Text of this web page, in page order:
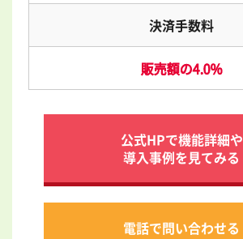
決済手数料
販売額の4.0%
公式HPで機能詳細や
導入事例を見てみる
電話で問い合わせる